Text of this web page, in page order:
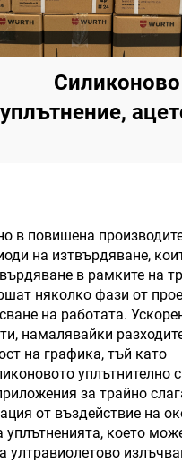
Силиконово
уплътнение,
стъкло и
OEM
в повишена
на изтвърдяване,
в рамките на
няколко фази от
на работата.
намалявайки
на графика, тъй като
уплътнително
за трайно
от въздействие на
уплътненията, което
ултравиолетово